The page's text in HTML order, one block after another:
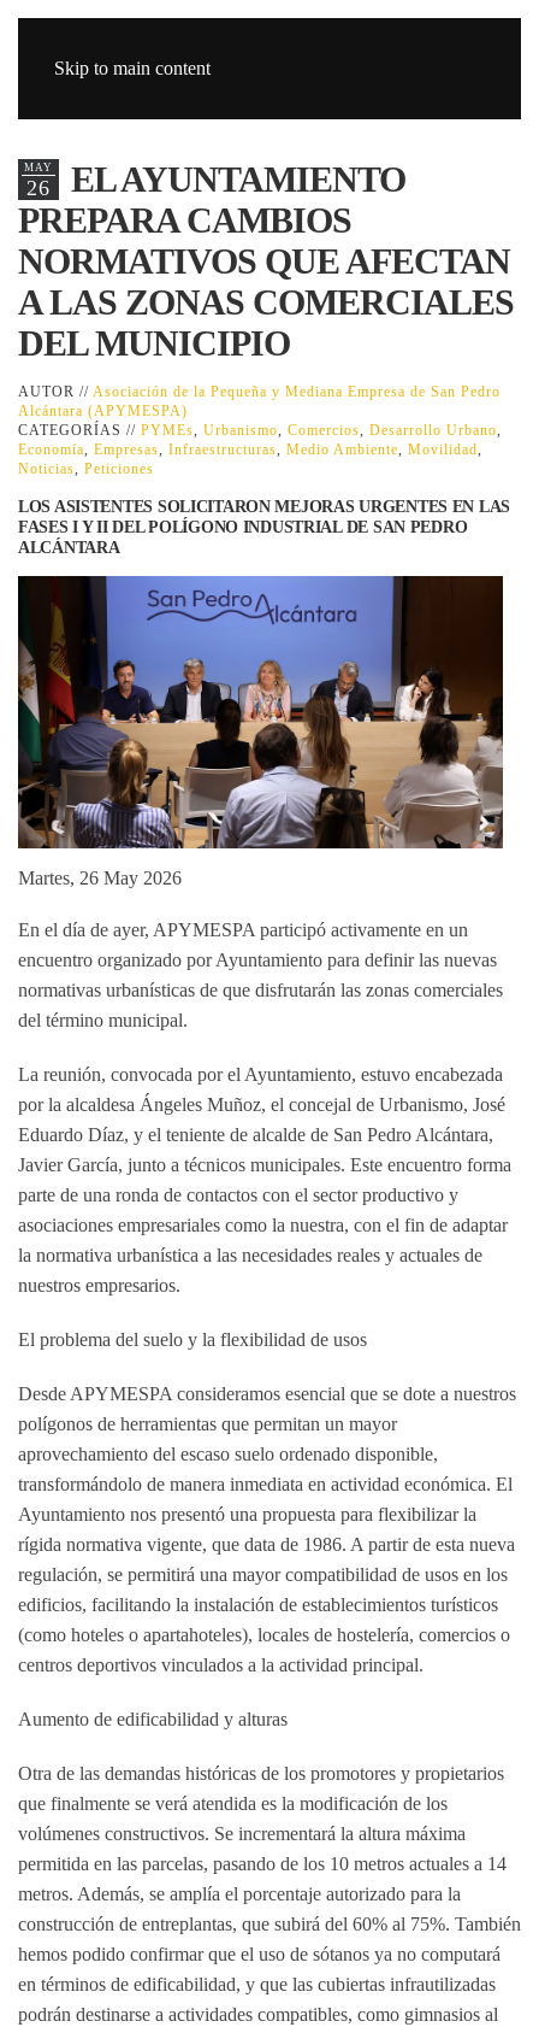
Skip to main content
MAY
26
EL AYUNTAMIENTO
PREPARA CAMBIOS
NORMATIVOS QUE AFECTAN
A LAS ZONAS COMERCIALES
DEL MUNICIPIO
AUTOR // Asociación de la Pequeña y Mediana Empresa de San Pedro
Alcántara (APYMESPA)
CATEGORÍAS // PYMEs Urbanismo Comercios Desarrollo Urbano
Economía
Empresas Infraestructuras Medio Ambiente Movilidad
Noticias
Peticiones
LOS ASISTENTES SOLICITARON MEJORAS URGENTES EN LAS
FASES I Y II DEL POLÍGONO INDUSTRIAL DE SAN PEDRO
ALCÁNTARA
Martes, 26 May 2026
En el día de ayer, APYMESPA participó activamente en un
encuentro organizado por Ayuntamiento para definir las nuevas
normativas urbanísticas de que disfrutarán las zonas comerciales
del término municipal.
La reunión, convocada por el Ayuntamiento, estuvo encabezada
por la alcaldesa Ángeles Muñoz, el concejal de Urbanismo, José
Eduardo Díaz, y el teniente de alcalde de San Pedro Alcántara,
Javier García, junto a técnicos municipales. Este encuentro forma
parte de una ronda de contactos con el sector productivo y
asociaciones empresariales como la nuestra, con el fin de adaptar
la normativa urbanística a las necesidades reales y actuales de
nuestros empresarios.
El problema del suelo y la flexibilidad de usos
Desde APYMESPA consideramos esencial que se dote a nuestros
polígonos de herramientas que permitan un mayor
aprovechamiento del escaso suelo ordenado disponible,
transformándolo de manera inmediata en actividad económica. El
Ayuntamiento nos presentó una propuesta para flexibilizar la
rígida normativa vigente, que data de 1986. A partir de esta nueva
regulación, se permitirá una mayor compatibilidad de usos en los
edificios, facilitando la instalación de establecimientos turísticos
(como hoteles o apartahoteles), locales de hostelería, comercios o
centros deportivos vinculados a la actividad principal.
Aumento de edificabilidad y alturas
Otra de las demandas históricas de los promotores y propietarios
que finalmente se verá atendida es la modificación de los
volúmenes constructivos. Se incrementará la altura máxima
permitida en las parcelas, pasando de los 10 metros actuales a 14
metros. Además, se amplía el porcentaje autorizado para la
construcción de entreplantas, que subirá del 60% al 75%. También
hemos podido confirmar que el uso de sótanos ya no computará
en términos de edificabilidad, y que las cubiertas infrautilizadas
podrán destinarse a actividades compatibles, como gimnasios al